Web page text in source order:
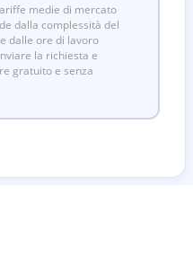
medie di mercato
dalla complessità del
dalle ore di lavoro
la richiesta e
gratuito e senza